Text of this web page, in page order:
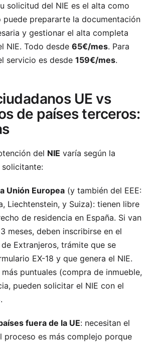
solicitud del NIE es el alta como
puede prepararte la documentación
y gestionar el alta completa
NIE. Todo desde 65€/mes. Para
servicio es desde 159€/mes.
UE vs
de países terceros:
del NIE varía según la
Unión Europea (y también del EEE:
Liechtenstein, y Suiza): tienen libre
de residencia en España. Si van
meses, deben inscribirse en el
Extranjeros, trámite que se
EX-18 y que genera el NIE.
puntuales (compra de inmueble,
pueden solicitar el NIE con el
fuera de la UE: necesitan el
proceso es más complejo porque